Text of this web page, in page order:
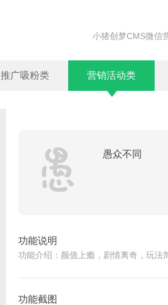
小猪创梦CMS微信
推广吸粉类 营销活动类
愚众不同
功能说明
功能介绍：颜值上瘾，剧情离奇，玩法
功能截图